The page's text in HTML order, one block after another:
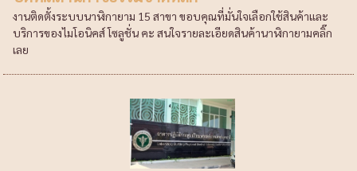
งานติดตั้งระบบนาฬิกายาม 15 สาขา ขอบคุณที่มั่นใจเลือกใช้สินค้าและ
บริการของไมโอนิคส์ โซลูชั่น คะ สนใจรายละเอียดสินค้านาฬิกายามคลิ๊ก
เลย